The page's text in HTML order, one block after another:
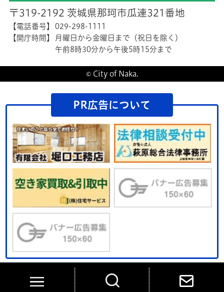
〒319-2192 茨城県那珂市瓜連321番地
【電話番号】
029-298-1111
【開庁時間】
月曜日から金曜日まで（祝日を除く）
午前8時30分から午後5時15分まで
© City of Naka.
PR広告について